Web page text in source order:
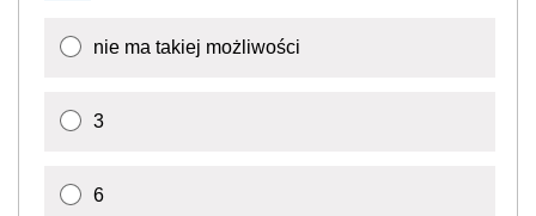
nie ma takiej możliwości
3
6